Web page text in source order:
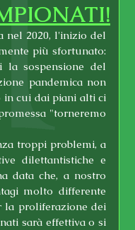
nel 2020, l'inizio del
più sfortunato:
la sospensione del
pandemica non
in cui dai piani alti ci
"torneremo
troppi problemi, a
dilettantistiche e
data che, a nostro
molto differente
la proliferazione dei
sarà effettiva o si